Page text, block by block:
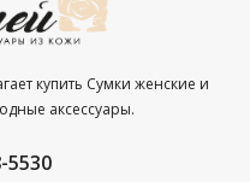
купить Сумки женские и
аксессуары.
5530